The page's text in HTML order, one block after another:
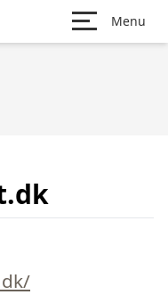
Menu